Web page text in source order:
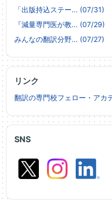
SNS
「出版持込ステー... (07/31)
『減量専門医が教... (07/29)
みんなの翻訳分野... (07/27)
リンク
翻訳の専門校フェロー・アカ